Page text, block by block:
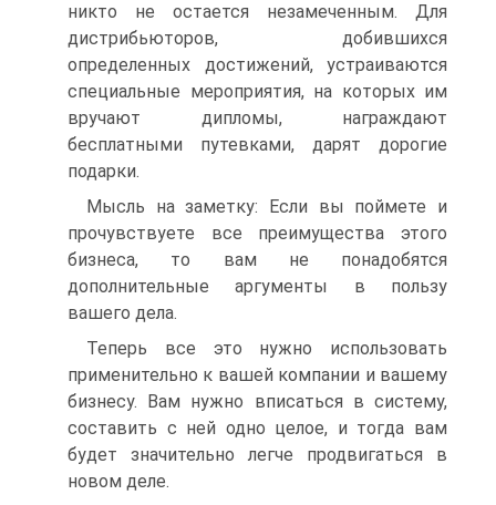
никто не остается незамеченным. Для
дистрибьюторов, добившихся
определенных достижений, устраиваются
специальные мероприятия, на которых им
вручают дипломы, награждают
бесплатными путевками, дарят дорогие
подарки.
Мысль на заметку: Если вы поймете и
прочувствуете все преимущества этого
бизнеса, то вам не понадобятся
дополнительные аргументы в пользу
вашего дела.
Теперь все это нужно использовать
применительно к вашей компании и вашему
бизнесу. Вам нужно вписаться в систему,
составить с ней одно целое, и тогда вам
будет значительно легче продвигаться в
новом деле.